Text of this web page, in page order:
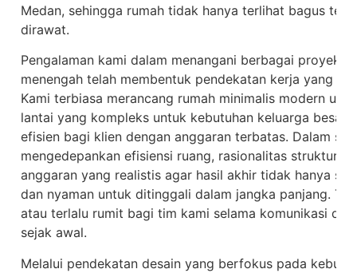
Medan, sehingga rumah tidak hanya terlihat bagus
dirawat.
Pengalaman kami dalam menangani berbagai proyek
menengah telah membentuk pendekatan kerja yang
Kami terbiasa merancang rumah minimalis modern
lantai yang kompleks untuk kebutuhan keluarga besar,
efisien bagi klien dengan anggaran terbatas. Dalam
mengedepankan efisiensi ruang, rasionalitas struktur
anggaran yang realistis agar hasil akhir tidak hanya
dan nyaman untuk ditinggali dalam jangka panjang.
atau terlalu rumit bagi tim kami selama komunikasi
sejak awal.
Melalui pendekatan desain yang berfokus pada